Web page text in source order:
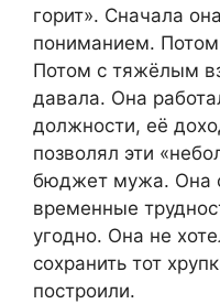
горит». Сначала
пониманием.
Потом с тяжёлым
давала. Она
должности, её
позволял эти
бюджет мужа. Она
временные
угодно. Она не
сохранить тот
построили.